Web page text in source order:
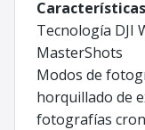
Tecnología DJI
MasterShots
Modos de
horquillado de
fotografías